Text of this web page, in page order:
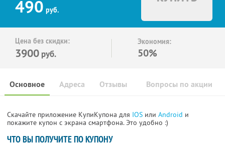
490 руб.
Цена без скидки:
3900 руб.
Экономия:
50%
Основное Отзывы Вопросы по акции
Адреса
Скачайте приложение КупиКупона для IOS или Android и
покажите купон с экрана смартфона. Это удобно :)
ЧТО ВЫ ПОЛУЧИТЕ ПО КУПОНУ